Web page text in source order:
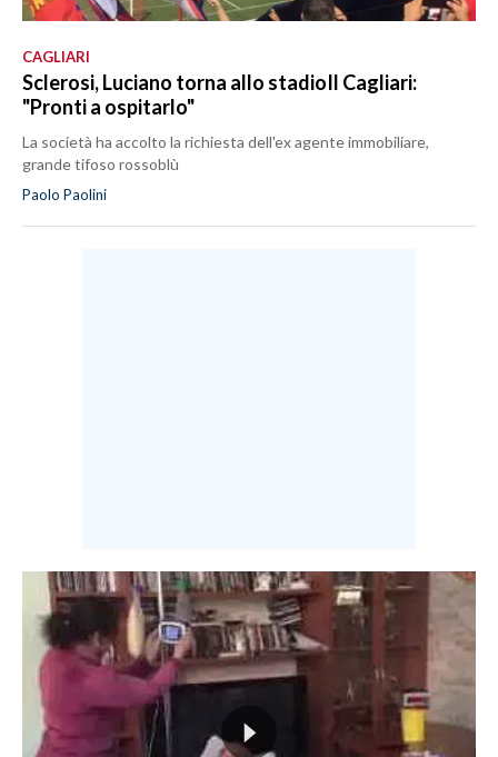
CAGLIARI
Sclerosi, Luciano torna allo stadioIl Cagliari:
"Pronti a ospitarlo"
La società ha accolto la richiesta dell'ex agente immobiliare,
grande tifoso rossoblù
Paolo Paolini